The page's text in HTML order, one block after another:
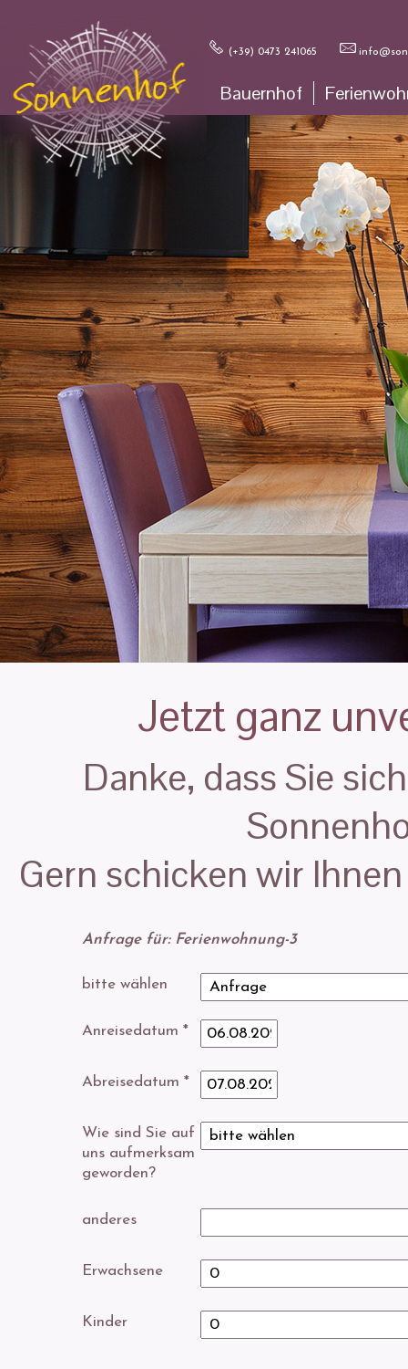
(+39) 0473 241065
Bauernhof
Jetzt ganz
Danke, dass Sie
Gern schicken wir
Anfrage für: Ferienwohnung-3
bitte wählen
Anreisedatum *
Abreisedatum *
Wie sind Sie auf
uns aufmerksam
geworden?
anderes
Erwachsene
Kinder